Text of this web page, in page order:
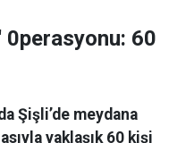
0perasyonu: 60
Şişli’de meydana
yaklaşık 60 kişi